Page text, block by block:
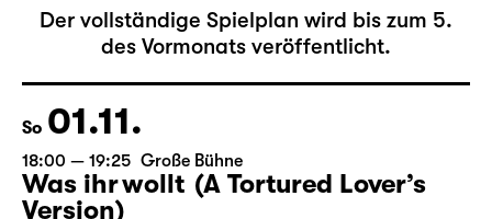
November 2026
Der vollständige Spielplan wird bis zum 5.
des Vormonats veröffentlicht.
So 01.11.